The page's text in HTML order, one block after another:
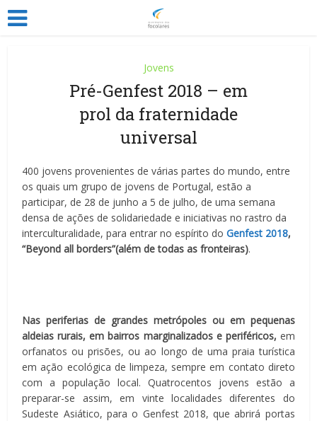
Jovens
Pré-Genfest 2018 – em
prol da fraternidade
universal
400 jovens provenientes de várias partes do mundo, entre
os quais um grupo de jovens de Portugal, estão a
participar, de 28 de junho a 5 de julho, de uma semana
densa de ações de solidariedade e iniciativas no rastro da
interculturalidade, para entrar no espírito doGenfest 2018,
“Beyond all borders”(além de todas as fronteiras).
Nas periferias de grandes metrópoles ou em pequenas
aldeias rurais, em bairros marginalizados e periféricos, em
orfanatos ou prisões, ou ao longo de uma praia turística
em ação ecológica de limpeza, sempre em contato direto
com a população local. Quatrocentos jovens estão a
preparar-se assim, em vinte localidades diferentes do
Sudeste Asiático, para o Genfest 2018, que abrirá portas